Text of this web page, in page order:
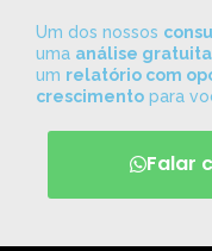
Um dos nossos
uma análise
um relatório com
crescimento para
Falar